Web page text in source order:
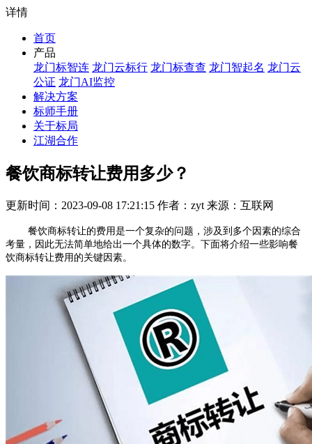
详情
首页
产品
龙门标智连 龙门云标行 龙门标查查 龙门智起名 龙门云
公证 龙门AI监控
解决方案
标师手册
关于标局
江湖合作
餐饮商标转让费用多少？
更新时间：2023-09-08 17:21:15 作者：zyt 来源：互联网
餐饮商标转让的费用是一个复杂的问题，涉及到多个因素的综合
考量，因此无法简单地给出一个具体的数字。下面将介绍一些影响餐
饮商标转让费用的关键因素。